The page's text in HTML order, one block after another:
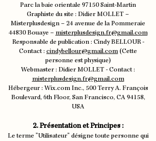
Parc la baie orientale 97150 Saint-Martin
Graphiste du site : Didier MOLLET –
Misterplusdesign – 24 avenue de la Pommeraie
44830 Bouaye – misterplusdesign.fr@gmail.com
Responsable de publication : Cindy BELLOUR -
Contact : cindybellour@gmail.com (Cette
personne est physique)
Webmaster : Didier MOLLET - Contact :
misterplusdesign.fr@gmail.com
Hébergeur : Wix.com Inc., 500 Terry A. François
Boulevard, 6th Floor, San Francisco, CA 94158,
USA
2. Présentation et Principes :
Le terme "Utilisateur" désigne toute personne qui